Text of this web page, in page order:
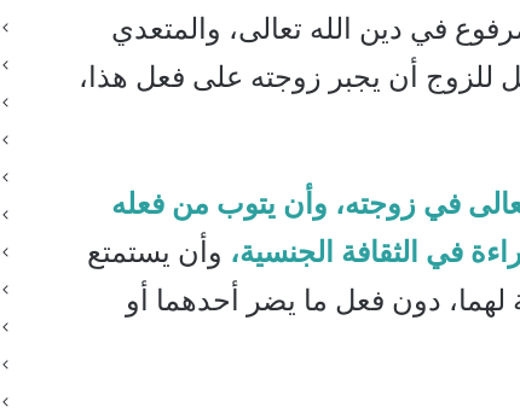
في دين الله تعالى، والمتعدي
للزوج أن يجبر زوجته على فعل هذا،
في زوجته، وأن يتوب من فعله
في الثقافة الجنسية، وأن يستمتع
لهما، دون فعل ما يضر أحدهما أو